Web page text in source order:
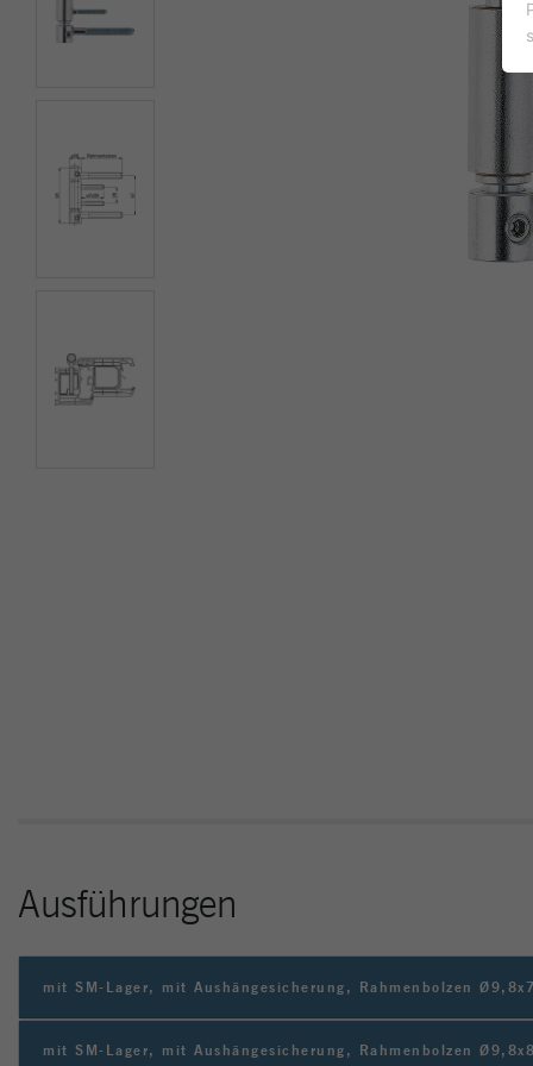
Ausführungen
mit SM-Lager, mit Aushängesicherung, Rahmenbolzen
mit SM-Lager, mit Aushängesicherung, Rahmenbolzen